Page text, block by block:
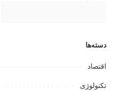
دسته‌ها
اقتصاد
تکنولوژی